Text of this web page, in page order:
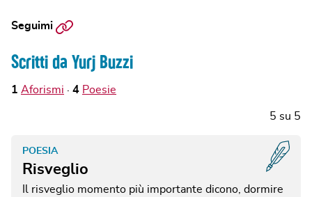
Seguimi Sito
Scritti da Yurj Buzzi
1 Aforismi 4 Poesie
5 su 5
Risveglio
POESIA
Il risveglio momento più importante dicono, dormire